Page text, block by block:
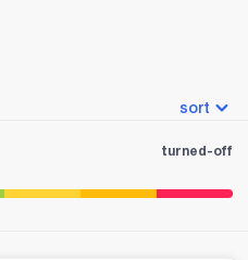
sort
turned-off